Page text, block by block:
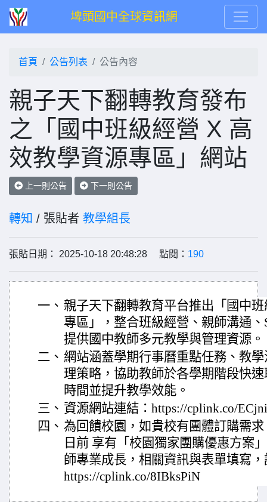
埤頭國中全球資訊網
首頁 公告列表 公告內容
親子天下翻轉教育發布
之「國中班級經營 X 高
效教學資源專區」網站
上一則公告 下一則公告
轉知 / 張貼者 教學組長
張貼日期： 2025-10-18 20:48:28 點閱： 190
一、 親子天下翻轉教育平台推出「國中
專區」，整合班級經營、親師溝通
提供國中教師多元教學與管理資源。
二、 網站涵蓋學期行事曆重點任務、教
理策略，協助教師於各學期階段快
時間並提升教學效能。
三、 資源網站連結：https://cplink.co/
四、 為回饋校園，如貴校有團體訂購需求
日前 享有「校園獨家團購優惠方案
師專業成長，相關資訊與表單填寫
https://cplink.co/8IBksPiN